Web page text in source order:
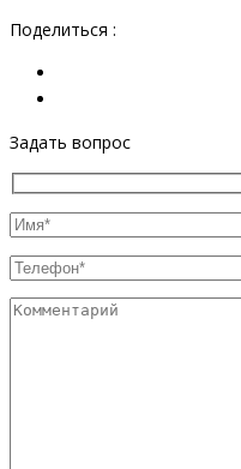
Поделиться :
Задать вопрос